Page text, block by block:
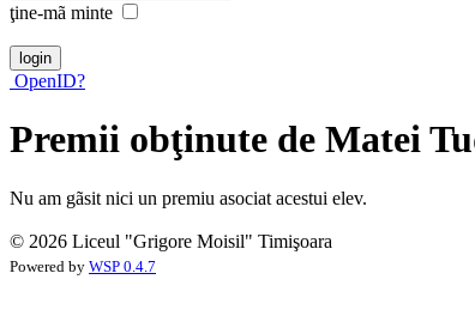
ţine-mã minte
OpenID?
Premii obţinute de Matei
Nu am gãsit nici un premiu asociat acestui elev.
© 2026 Liceul "Grigore Moisil" Timişoara
Powered by WSP 0.4.7